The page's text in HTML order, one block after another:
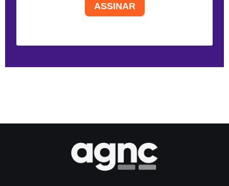
ASSINAR